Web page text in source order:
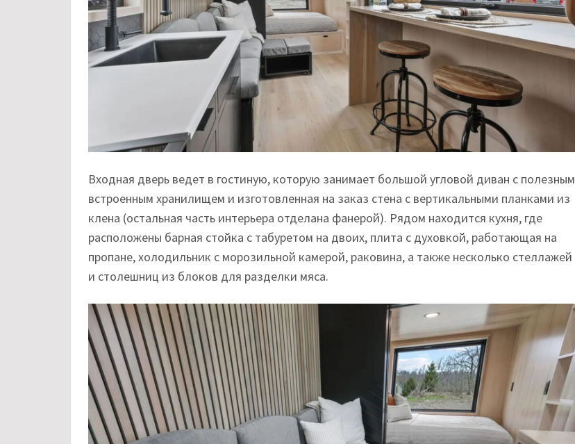
Входная дверь ведет в гостиную, которую занимает большой угловой диван с полезным
встроенным хранилищем и изготовленная на заказ стена с вертикальными планками из
клена (остальная часть интерьера отделана фанерой). Рядом находится кухня, где
расположены барная стойка с табуретом на двоих, плита с духовкой, работающая на
пропане, холодильник с морозильной камерой, раковина, а также несколько стеллажей
и столешниц из блоков для разделки мяса.